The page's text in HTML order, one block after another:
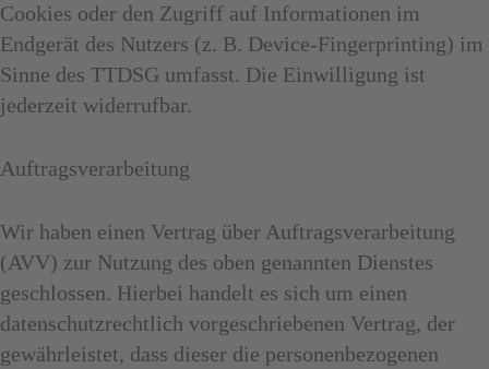
Cookies oder den Zugriff auf Informationen im
Endgerät des Nutzers (z. B. Device-Fingerprinting) im
Sinne des TTDSG umfasst. Die Einwilligung ist
jederzeit widerrufbar.
Auftragsverarbeitung
Wir haben einen Vertrag über Auftragsverarbeitung
(AVV) zur Nutzung des oben genannten Dienstes
geschlossen. Hierbei handelt es sich um einen
datenschutzrechtlich vorgeschriebenen Vertrag, der
gewährleistet, dass dieser die personenbezogenen